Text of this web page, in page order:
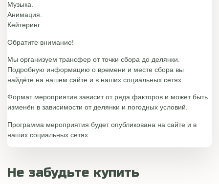
Музыка.
Анимация.
Кейтеринг.
Обратите внимание!
Мы организуем трансфер от точки сбора до делянки.
Подробную информацию о времени и месте сбора вы
найдёте на нашем сайте и в наших социальных сетях.
Формат мероприятия зависит от ряда факторов и может быть
изменён в зависимости от делянки и погодных условий.
Программа мероприятия будет опубликована на сайте и в
наших социальных сетях.
Не забудьте купить